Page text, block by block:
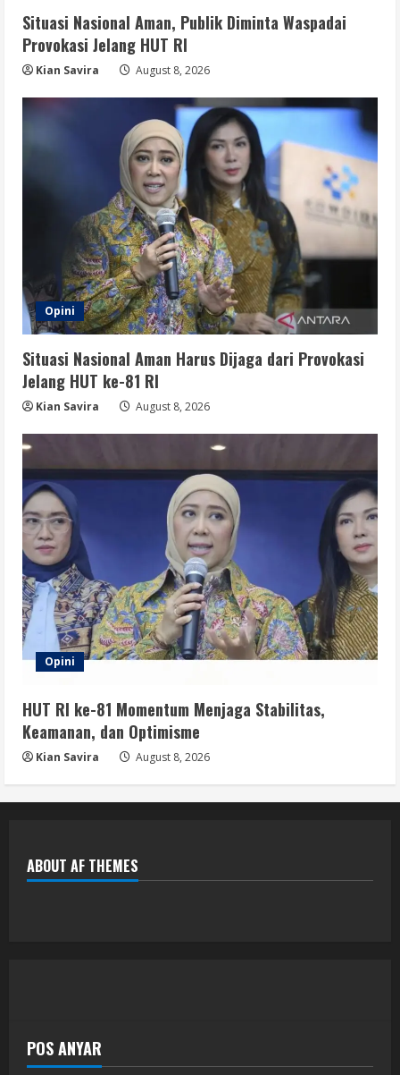
Situasi Nasional Aman, Publik Diminta Waspadai
Provokasi Jelang HUT RI
Kian Savira August 8, 2026
Opini
Situasi Nasional Aman Harus Dijaga dari Provokasi
Jelang HUT ke-81 RI
Kian Savira August 8, 2026
Opini
HUT RI ke-81 Momentum Menjaga Stabilitas,
Keamanan, dan Optimisme
Kian Savira August 8, 2026
ABOUT AF THEMES
POS ANYAR